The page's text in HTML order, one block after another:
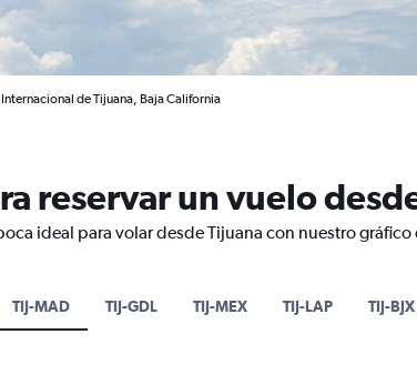
de Tijuana, Baja California
reservar un vuelo
ideal para volar desde Tijuana con nuestro
TIJ-MAD TIJ-GDL TIJ-MEX TIJ-LAP TIJ-BJX